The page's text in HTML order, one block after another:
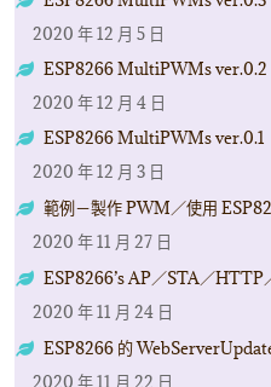
2020 年 12 月 5 日
ESP8266 MultiPWMs ver.0.2
2020 年 12 月 4 日
ESP8266 MultiPWMs ver.0.1
2020 年 12 月 3 日
範例－製作 PWM／使用
2020 年 11 月 27 日
ESP8266’s AP／STA／
2020 年 11 月 24 日
ESP8266 的
2020 年 11 月 22 日